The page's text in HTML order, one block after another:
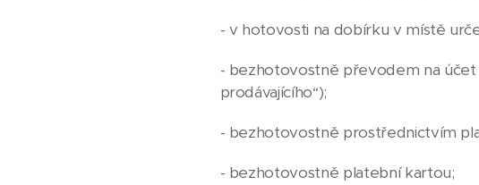
- v hotovosti na dobírku v místě
- bezhotovostně převodem na účet
prodávajícího“);
- bezhotovostně prostřednictvím
- bezhotovostně platební kartou;